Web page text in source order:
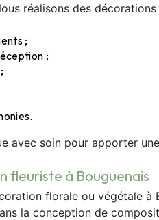
réalisons des
;
;
avec soin pour apporter
fleuriste à Bouguenais
florale ou végétale à
la conception de